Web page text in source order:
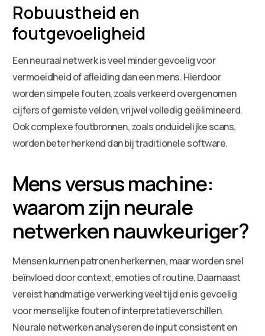
Robuustheid en
foutgevoeligheid
Een neuraal netwerk is veel minder gevoelig voor
vermoeidheid of afleiding dan een mens. Hierdoor
worden simpele fouten, zoals verkeerd overgenomen
cijfers of gemiste velden, vrijwel volledig geëlimineerd.
Ook complexe foutbronnen, zoals onduidelijke scans,
worden beter herkend dan bij traditionele software.
Mens versus machine:
waarom zijn neurale
netwerken nauwkeuriger?
Mensen kunnen patronen herkennen, maar worden snel
beïnvloed door context, emoties of routine. Daarnaast
vereist handmatige verwerking veel tijd en is gevoelig
voor menselijke fouten of interpretatieverschillen.
Neurale netwerken analyseren de input consistent en